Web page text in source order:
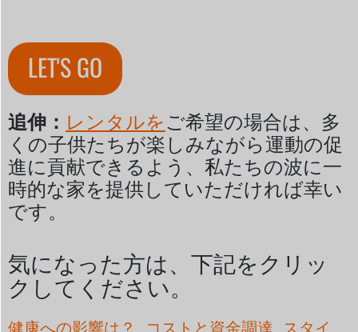
LET'S GO
追伸： レンタルを ご希望の場合は、多
くの子供たちが楽しみながら運動の促
進に貢献できるよう、私たちの波に一
時的な家を提供していただければ幸い
です。
気になった方は、下記をクリッ
クしてください。
健康への影響は？ , コストと資金調達, スタイ